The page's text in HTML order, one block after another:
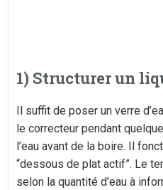
1) Structurer un
Il suffit de poser un verre
le correcteur pendant
l’eau avant de la boire. Il
“dessous de plat actif”. Le
selon la quantité d’eau à